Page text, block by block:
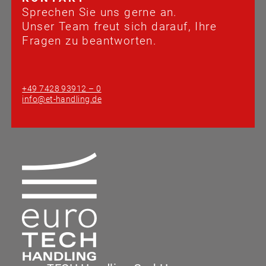
Sprechen Sie uns gerne an.
Unser Team freut sich darauf, Ihre
Fragen zu beantworten.
+49 7428 93912 – 0
info@et-handling.de